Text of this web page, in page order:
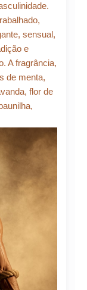
sensual,
e
A fragrância,
de menta,
flor de